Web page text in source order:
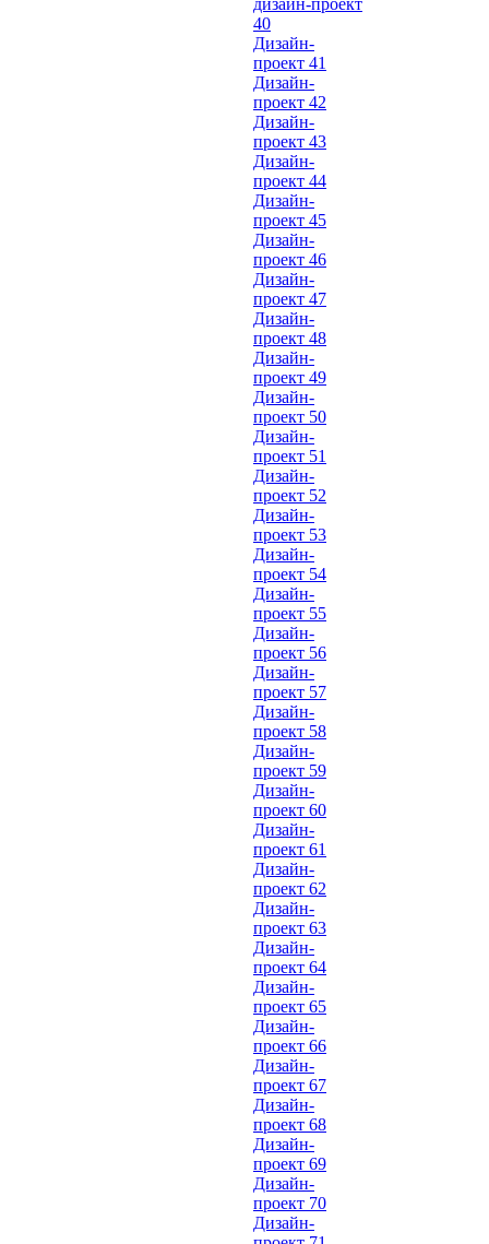
дизайн-проект
40
Дизайн-
проект 41
Дизайн-
проект 42
Дизайн-
проект 43
Дизайн-
проект 44
Дизайн-
проект 45
Дизайн-
проект 46
Дизайн-
проект 47
Дизайн-
проект 48
Дизайн-
проект 49
Дизайн-
проект 50
Дизайн-
проект 51
Дизайн-
проект 52
Дизайн-
проект 53
Дизайн-
проект 54
Дизайн-
проект 55
Дизайн-
проект 56
Дизайн-
проект 57
Дизайн-
проект 58
Дизайн-
проект 59
Дизайн-
проект 60
Дизайн-
проект 61
Дизайн-
проект 62
Дизайн-
проект 63
Дизайн-
проект 64
Дизайн-
проект 65
Дизайн-
проект 66
Дизайн-
проект 67
Дизайн-
проект 68
Дизайн-
проект 69
Дизайн-
проект 70
Дизайн-